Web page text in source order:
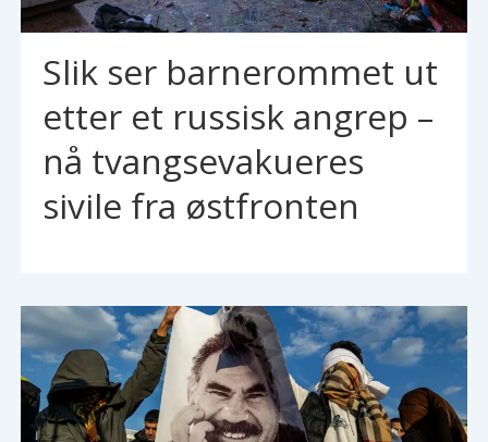
Slik ser barnerommet ut
etter et russisk angrep –
nå tvangsevakueres
sivile fra østfronten